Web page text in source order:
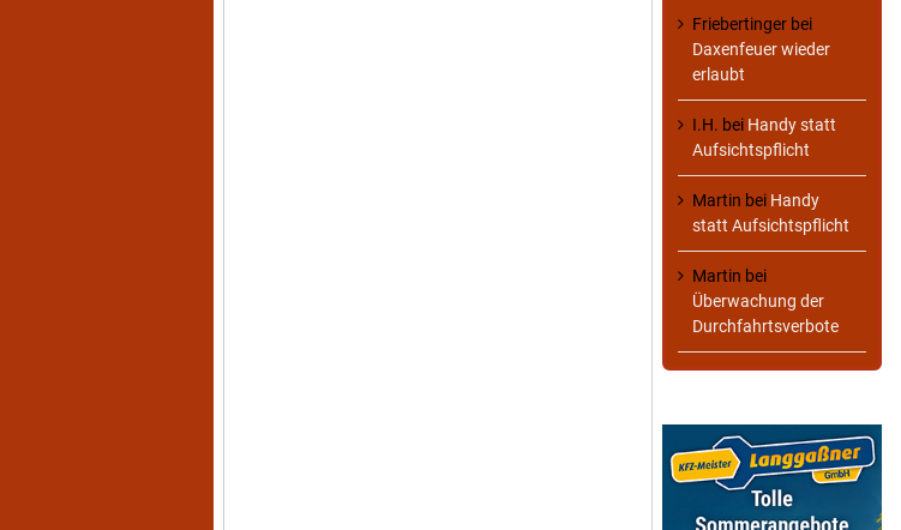
Friebertinger bei
Daxenfeuer wieder
erlaubt
I.H. bei Handy statt
Aufsichtspflicht
Martin bei Handy
statt Aufsichtspflicht
Martin bei
Überwachung der
Durchfahrtsverbote